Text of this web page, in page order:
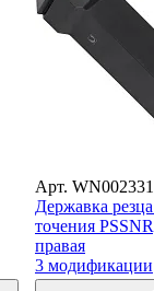
Арт.
Державка
точения
правая
3 модификации